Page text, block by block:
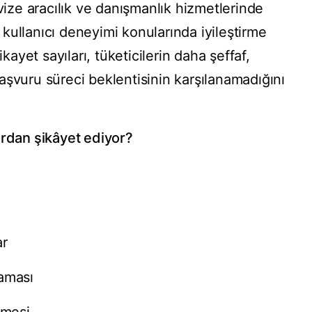
aracılık ve danışmanlık hizmetlerinde
deneyimi konularında iyileştirme
sayıları, tüketicilerin daha şeffaf,
süreci beklentisinin karşılanamadığını
şikâyet ediyor?